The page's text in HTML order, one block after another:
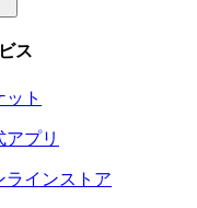
ス
ット
アプリ
ラインストア